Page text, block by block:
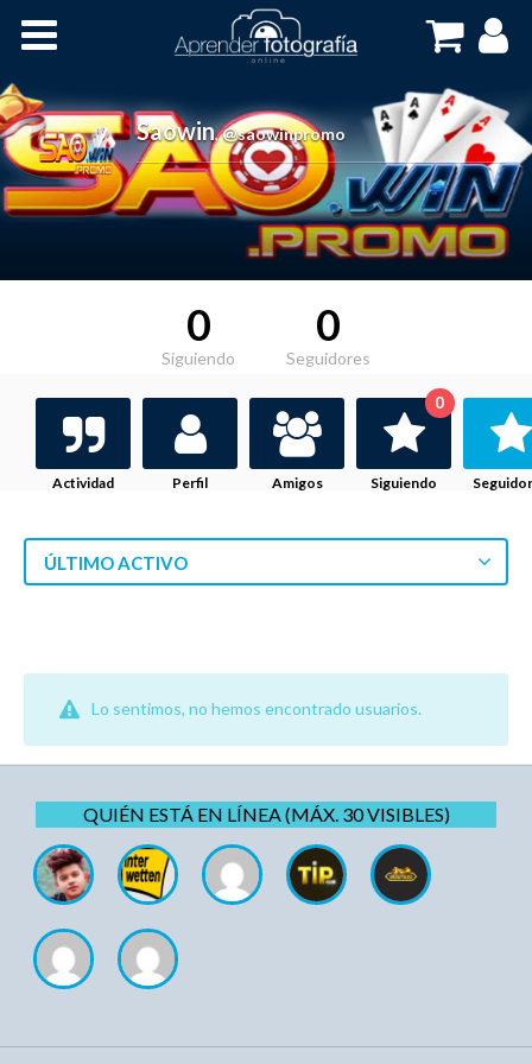
Cursos OnLine
Saowin,@saowinpromo
0
Siguiendo
0
Seguidores
Actividad Perfil Amigos Siguiendo
0
ÚLTIMO ACTIVO
Lo sentimos, no hemos encontrado usuarios.
QUIÉN ESTÁ EN LÍNEA (MÁX. 30 VISIBLES)